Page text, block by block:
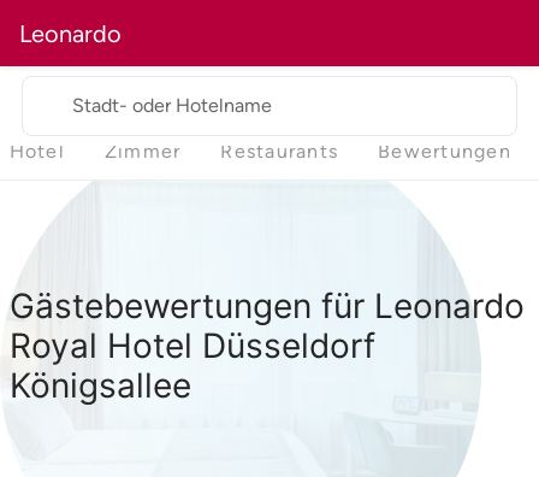
Leonardo
Stadt- oder Hotelname
Hotel Zimmer Restaurants Bewertungen
Gästebewertungen für Leonardo
Royal Hotel Düsseldorf
Königsallee